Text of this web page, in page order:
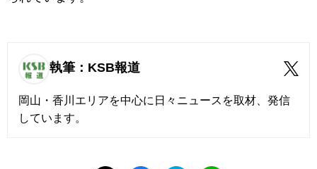
執筆：KSB報道
岡山・香川エリアを中心に日々ニュースを取材、発信
しています。